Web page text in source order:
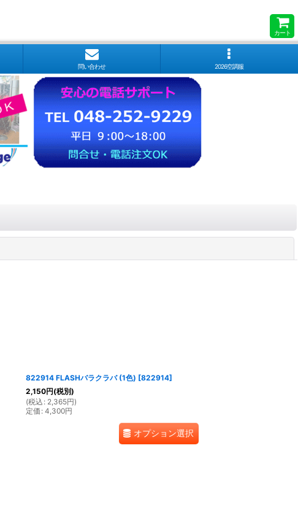
カート
問い合わせ 2026空調服
822914 FLASHバラクラバ (1色) [822914]
2,150円(税別)
(税込 : 2,365円)
定価 : 4,300円
オプション選択